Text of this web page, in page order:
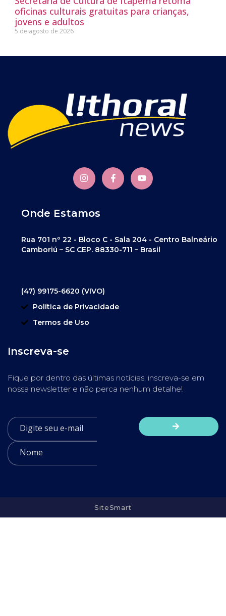
oficinas culturais gratuitas para crianças,
jovens e adultos
5 de agosto de 2026
Onde Estamos
Rua 701 nº 22 - Bloco C - Sala 204 - Centro Balneário
Camboriú – SC CEP. 88330-711 – Brasil
(47) 99175-6620 (VIVO)
Política de Privacidade
Termos de Uso
Inscreva-se
Fique por dentro das últimas notícias, inscreva-se em
nossa newsletter e não perca nenhum detalhe!
SiteSmart